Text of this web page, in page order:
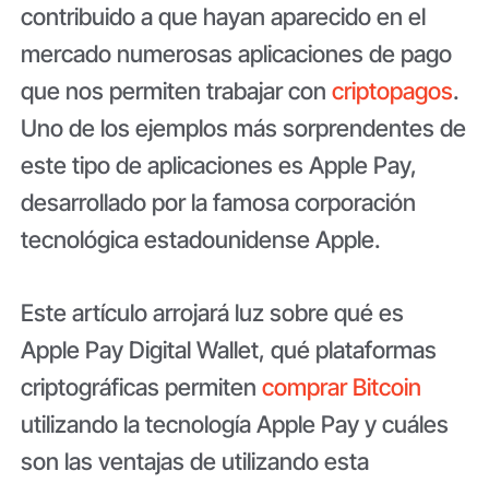
contribuido a que hayan aparecido en el
mercado numerosas aplicaciones de pago
que nos permiten trabajar concriptopagos.
Uno de los ejemplos más sorprendentes de
este tipo de aplicaciones es Apple Pay,
desarrollado por la famosa corporación
tecnológica estadounidense Apple.
Este artículo arrojará luz sobre qué es
Apple Pay Digital Wallet, qué plataformas
criptográficas permitencomprar Bitcoin
utilizando la tecnología Apple Pay y cuáles
son las ventajas de utilizando esta